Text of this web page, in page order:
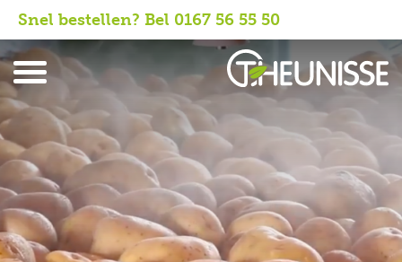
Snel bestellen? Bel 0167 56 55 50